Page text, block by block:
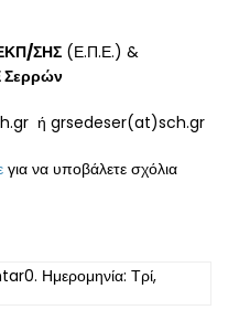
ΣΗΣ (Ε.Π.Ε.) &
ή grsedeser(at)sch.gr
για να υποβάλετε σχόλια
. Ημερομηνία: Τρί,